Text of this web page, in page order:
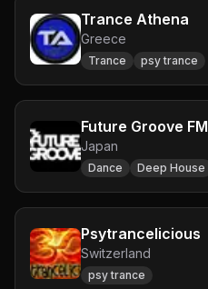
Trance Athena
Greece
Trance psy trance
Future Groove FM
Japan
Dance Deep House
Psytrancelicious
Switzerland
psy trance